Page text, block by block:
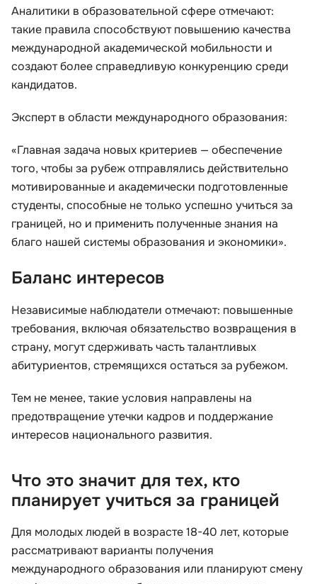
Аналитики в образовательной сфере отмечают:
такие правила способствуют повышению качества
международной академической мобильности и
создают более справедливую конкуренцию среди
кандидатов.
Эксперт в области международного образования:
«Главная задача новых критериев — обеспечение
того, чтобы за рубеж отправлялись действительно
мотивированные и академически подготовленные
студенты, способные не только успешно учиться за
границей, но и применить полученные знания на
благо нашей системы образования и экономики».
Баланс интересов
Независимые наблюдатели отмечают: повышенные
требования, включая обязательство возвращения в
страну, могут сдерживать часть талантливых
абитуриентов, стремящихся остаться за рубежом.
Тем не менее, такие условия направлены на
предотвращение утечки кадров и поддержание
интересов национального развития.
Что это значит для тех, кто
планирует учиться за границей
Для молодых людей в возрасте 18-40 лет, которые
рассматривают варианты получения
международного образования или планируют смену